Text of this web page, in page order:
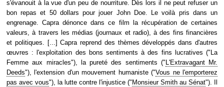
s'évanouit à la vue d'un peu de nourriture. Dès lors il ne peut refuser un
bon repas et 50 dollars pour jouer John Doe. Le voilà pris dans un
engrenage. Capra dénonce dans ce film la récupération de certaines
valeurs, à travers les médias (journaux et radio), à des fins financières
et politiques. [...] Capra reprend des thèmes développés dans d'autres
œuvres : l'exploitation des bons sentiments à des fins lucratives ("La
Femme aux miracles"), la pureté des sentiments (" L'Extravagant Mr.
Deeds"), l'extension d'un mouvement humaniste ("Vous ne l'emporterez
pas avec vous"), la lutte contre l'injustice (" Monsieur Smith au Sénat"). Il